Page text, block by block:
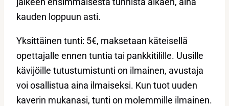
kauden loppuun asti.
Yksittäinen tunti: 5€, maksetaan käteisellä
opettajalle ennen tuntia tai pankkitilille. Uusille
kävijöille tutustumistunti on ilmainen, avustaja
voi osallistua aina ilmaiseksi. Kun tuot uuden
kaverin mukanasi, tunti on molemmille ilmainen.